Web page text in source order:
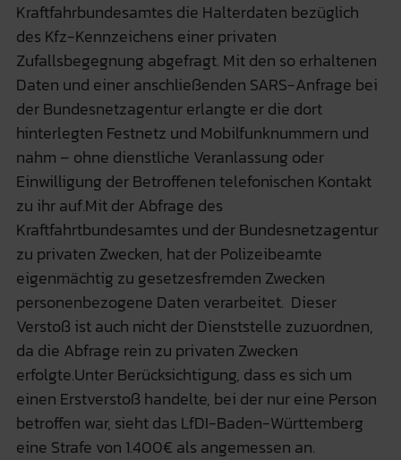
Kraftfahrbundesamtes die Halterdaten bezüglich
des Kfz-Kennzeichens einer privaten
Zufallsbegegnung abgefragt. Mit den so erhaltenen
Daten und einer anschließenden SARS-Anfrage bei
der Bundesnetzagentur erlangte er die dort
hinterlegten Festnetz und Mobilfunknummern und
nahm – ohne dienstliche Veranlassung oder
Einwilligung der Betroffenen telefonischen Kontakt
zu ihr auf.Mit der Abfrage des
Kraftfahrtbundesamtes und der Bundesnetzagentur
zu privaten Zwecken, hat der Polizeibeamte
eigenmächtig zu gesetzesfremden Zwecken
personenbezogene Daten verarbeitet. Dieser
Verstoß ist auch nicht der Dienststelle zuzuordnen,
da die Abfrage rein zu privaten Zwecken
erfolgte.Unter Berücksichtigung, dass es sich um
einen Erstverstoß handelte, bei der nur eine Person
betroffen war, sieht das LfDI-Baden-Württemberg
eine Strafe von 1.400€ als angemessen an.